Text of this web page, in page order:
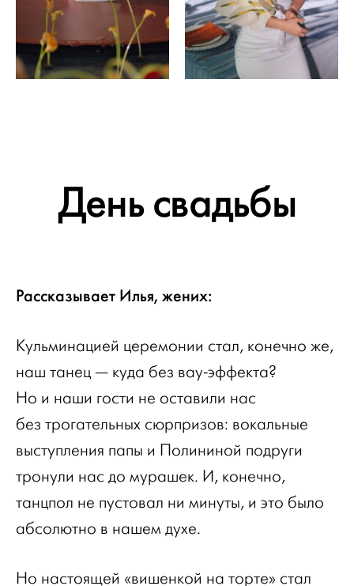
День свадьбы
Рассказывает Илья, жених:
Кульминацией церемонии стал, конечно же,
наш танец — куда без вау-эффекта?
Но и наши гости не оставили нас
без трогательных сюрпризов: вокальные
выступления папы и Полининой подруги
тронули нас до мурашек. И, конечно,
танцпол не пустовал ни минуты, и это было
абсолютно в нашем духе.
Но настоящей «вишенкой на торте» стал